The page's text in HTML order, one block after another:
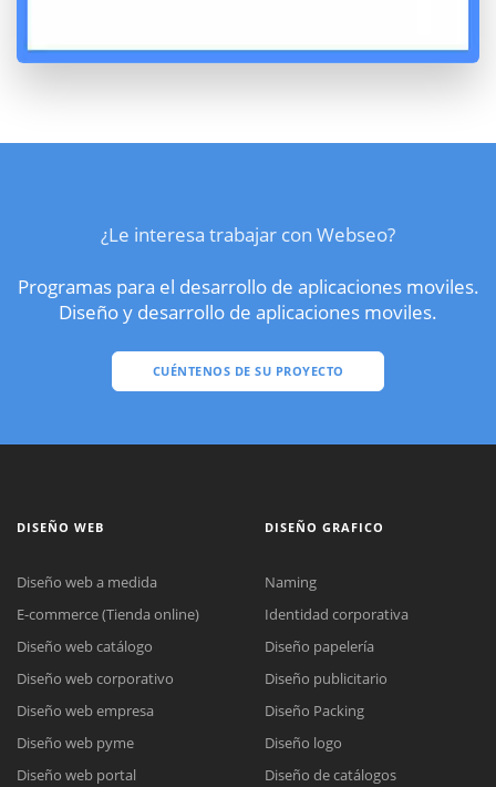
¿Le interesa trabajar con Webseo?
Programas para el desarrollo de aplicaciones moviles.
Diseño y desarrollo de aplicaciones moviles.
CUÉNTENOS DE SU PROYECTO
DISEÑO WEB
Diseño web a medida
E-commerce (Tienda online)
Diseño web catálogo
Diseño web corporativo
Diseño web empresa
Diseño web pyme
Diseño web portal
DISEÑO GRAFICO
Naming
Identidad corporativa
Diseño papelería
Diseño publicitario
Diseño Packing
Diseño logo
Diseño de catálogos